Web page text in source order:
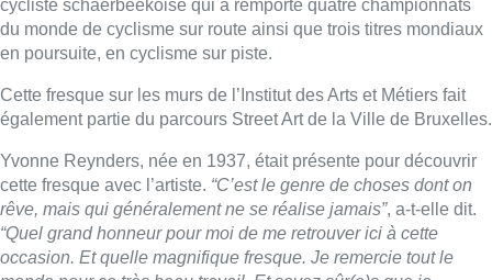
n’oublierai jamais ce jour…”
■ Images deBelga/Eric Lalmand
Lire aussi :
Éclipse solaire du 12 août :
comment reconnaître des vraies
lunettes de protection?